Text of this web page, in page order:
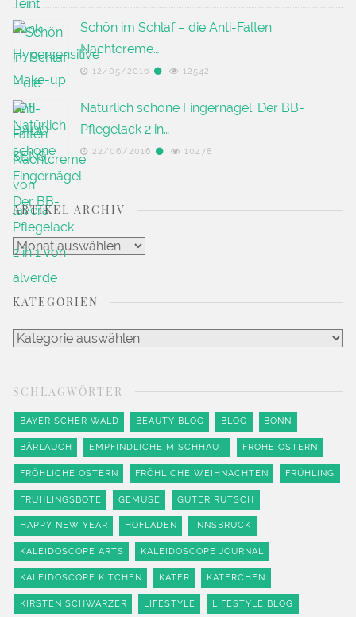
Schön im Schlaf – die Anti-Falten
Nachtcreme…
12/05/2016 12542
Natürlich schöne Fingernägel: Der BB-
Pflegelack 2 in…
22/06/2016 10478
ARTIKEL ARCHIV
Artikel
Archiv
KATEGORIEN
Kategorien
SCHLAGWÖRTER
BAYERISCHER WALD BEAUTY BLOG BLOG BONN
BÄRLAUCH EMPFINDLICHE MISCHHAUT FROHE OSTERN
FRÖHLICHE OSTERN FRÖHLICHE WEIHNACHTEN FRÜHLING
FRÜHLINGSBOTE GEMÜSE GUTER RUTSCH
HAPPY NEW YEAR HOFLADEN INNSBRUCK
KALEIDOSCOPE ARTS KALEIDOSCOPE JOURNAL
KALEIDOSCOPE KITCHEN KATER KATERCHEN
KIRSTEN SCHWARZER LIFESTYLE LIFESTYLE BLOG